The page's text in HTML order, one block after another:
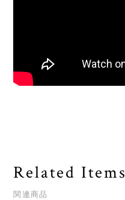
Related Items
関連商品